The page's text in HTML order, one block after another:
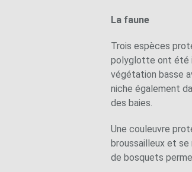
La faune
Trois espèces
polyglotte ont été
végétation basse
niche également
des baies.
Une couleuvre
broussailleux et se
de bosquets